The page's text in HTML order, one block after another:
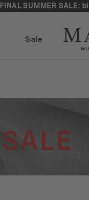
FINAL SUMMER SALE:
Sale